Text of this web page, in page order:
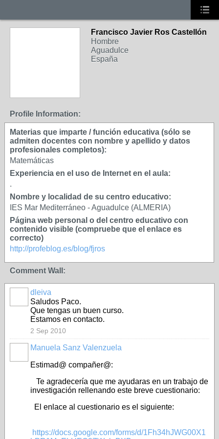
Francisco Javier Ros Castellón
Hombre
Aguadulce
España
Profile Information:
Materias que imparte / función educativa (sólo se
admiten docentes con nombre y apellido y datos
profesionales completos):
Matemáticas
Experiencia en el uso de Internet en el aula:
.
Nombre y localidad de su centro educativo:
IES Mar Mediterráneo - Aguadulce (ALMERIA)
Página web personal o del centro educativo con
contenido visible (compruebe que el enlace es
correcto)
http://profeblog.es/blog/fjros
Comment Wall:
dleiva
Saludos Paco.
Que tengas un buen curso.
Estamos en contacto.
2 Sep 2010
Manuela Sanz Valenzuela
Estimad@ compañer@:
Te agradecería que me ayudaras en un trabajo de
investigación rellenando este breve cuestionario:
El enlace al cuestionario es el siguiente:
https://docs.google.com/forms/d/1Fh34hJWG00X1